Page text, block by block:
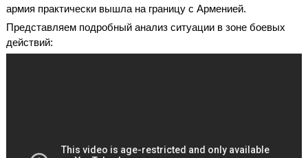
армия практически вышла на границу с Арменией.
Представляем подробный анализ ситуации в зоне боевых
действий: